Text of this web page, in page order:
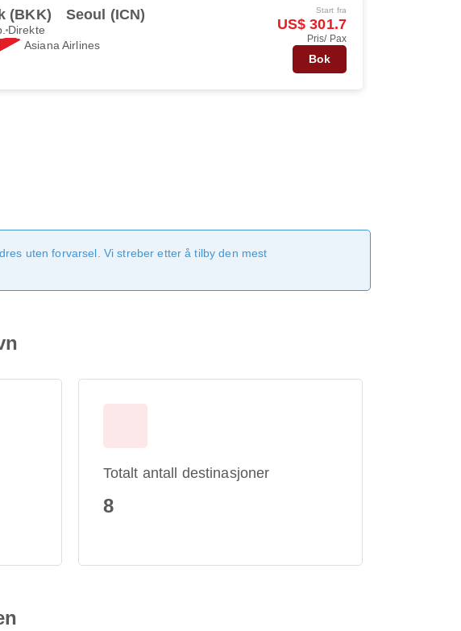
(BKK) Seoul (ICN)
Direkte
Asiana Airlines
Start fra
US$ 301.7
Pris/ Pax
Bok
uten forvarsel. Vi streber etter å tilby den mest
Totalt antall destinasjoner
8